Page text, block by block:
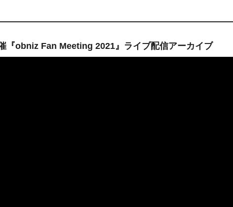
『obniz Fan Meeting 2021』ライブ配信アーカイブ